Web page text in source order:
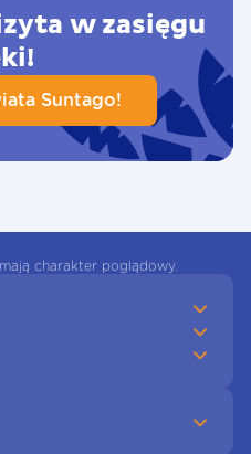
w zasięgu
Suntago!
charakter poglądowy.